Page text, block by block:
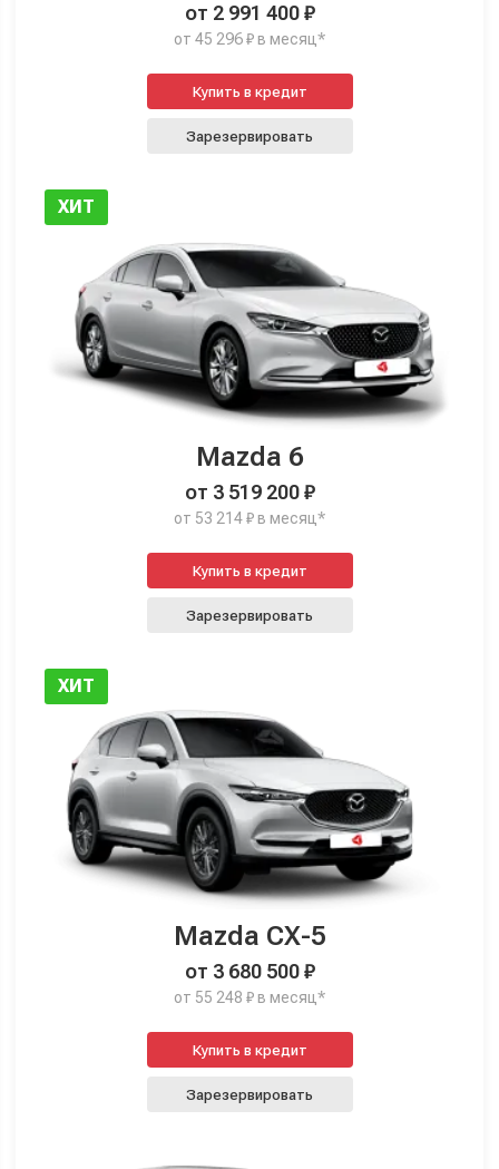
от 2 991 400 ₽
от 45 296 ₽ в месяц*
Купить в кредит
Зарезервировать
ХИТ
Mazda 6
от 3 519 200 ₽
от 53 214 ₽ в месяц*
Купить в кредит
Зарезервировать
ХИТ
Mazda CX-5
от 3 680 500 ₽
от 55 248 ₽ в месяц*
Купить в кредит
Зарезервировать